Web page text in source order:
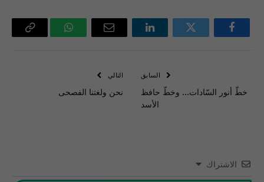
فيسبوك تويتر لينكدإن
البريد
واتساب Copy
السابق
خطّ أنور السّادات… وخطّ حافظ
الأسد
التالي
نحن ولغتنا الفصحى
الاشتراك